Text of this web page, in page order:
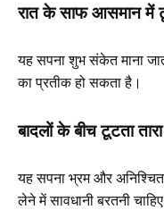
रात के साफ आसमान में
यह सपना शुभ संकेत माना
का प्रतीक हो सकता है।
बादलों के बीच टूटता
यह सपना भ्रम और
लेने में सावधानी बरतनी